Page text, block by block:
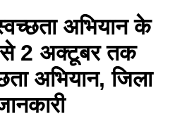
अभियान के
2 अक्टूबर तक
अभियान, जिला